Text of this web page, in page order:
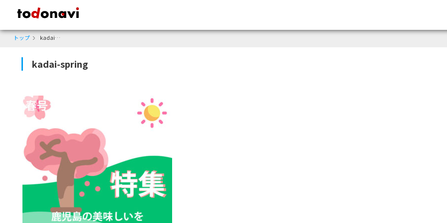
todonavi - 鹿児島のクーポンサイト、様々なジャンルのクーポンが見つかる
トップ kadai-spring
kadai-spring